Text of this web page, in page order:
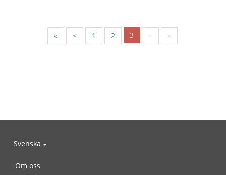
« < 1 2 3 > »
Svenska
Om oss